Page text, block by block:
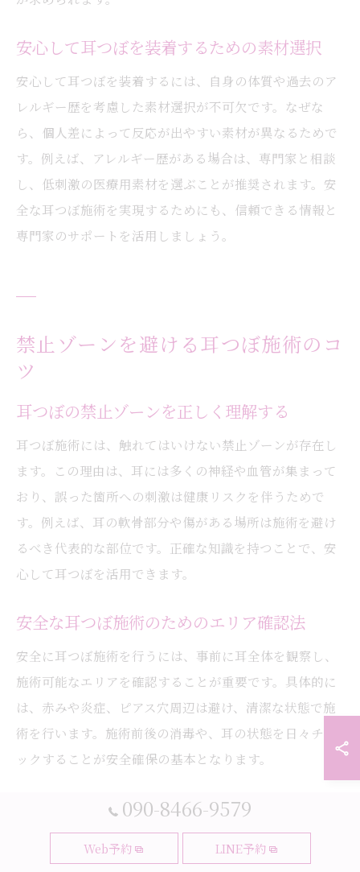
安心して耳つぼを装着するための素材選択
安心して耳つぼを装着するには、自身の体質や過去のア
レルギー歴を考慮した素材選択が不可欠です。なぜな
ら、個人差によって反応が出やすい素材が異なるためで
す。例えば、アレルギー歴がある場合は、専門家と相談
し、低刺激の医療用素材を選ぶことが推奨されます。安
全な耳つぼ施術を実現するためにも、信頼できる情報と
専門家のサポートを活用しましょう。
禁止ゾーンを避ける耳つぼ施術のコ
ツ
耳つぼの禁止ゾーンを正しく理解する
耳つぼ施術には、触れてはいけない禁止ゾーンが存在し
ます。この理由は、耳には多くの神経や血管が集まって
おり、誤った箇所への刺激は健康リスクを伴うためで
す。例えば、耳の軟骨部分や傷がある場所は施術を避け
るべき代表的な部位です。正確な知識を持つことで、安
心して耳つぼを活用できます。
安全な耳つぼ施術のためのエリア確認法
安全に耳つぼ施術を行うには、事前に耳全体を観察し、
施術可能なエリアを確認することが重要です。具体的に
は、赤みや炎症、ピアス穴周辺は避け、清潔な状態で施
術を行います。施術前後の消毒や、耳の状態を日々チェ
ックすることが安全確保の基本となります。
耳つぼジュエリーの安全な位置選びのコツ
耳つぼジュエリーを安全に使用するには、医学的に安全
とされる部位を選ぶことが大切です。耳の中央部や、骨
090-8466-9579
Web予約 LINE予約